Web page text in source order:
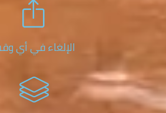
الإلغاء في أي وقت